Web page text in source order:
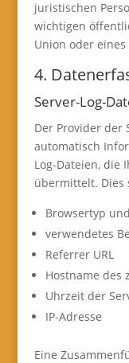
juristischen
wichtigen
Union oder
4.
Server-Log-
Der Provider der
automatisch
Log-Dateien, die
übermittelt. Dies
Browsertyp
verwendetes
Referrer URL
Hostname des
Uhrzeit der
IP-Adresse
Eine